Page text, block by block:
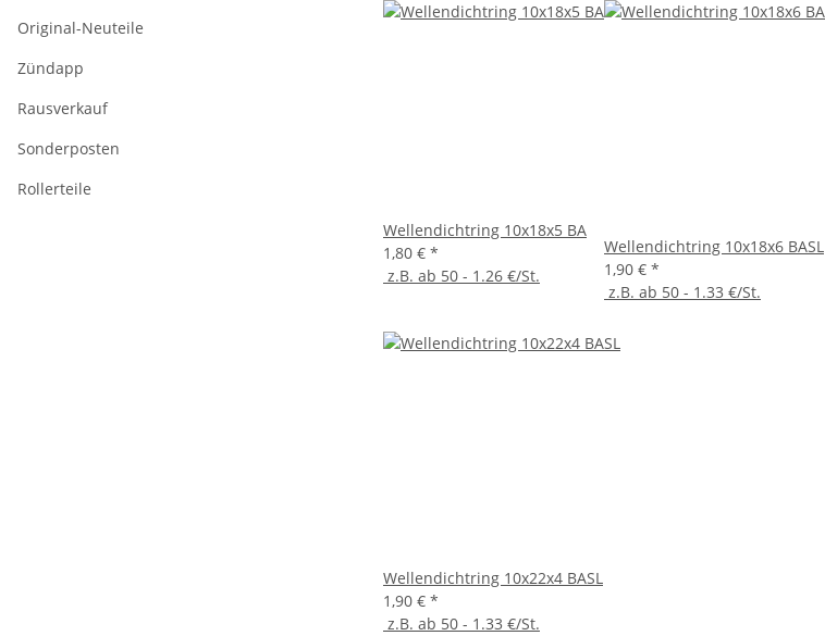
Wellendichtring 10x18x5 BA
1,80 € *
z.B. ab 50 - 1.26 €/St.
Wellendichtring 10x18x6 BASL
1,90 € *
z.B. ab 50 - 1.33 €/St.
Wellendichtring 10x22x4 BASL
1,90 € *
z.B. ab 50 - 1.33 €/St.
Original-Neuteile
Zündapp
Rausverkauf
Sonderposten
Rollerteile